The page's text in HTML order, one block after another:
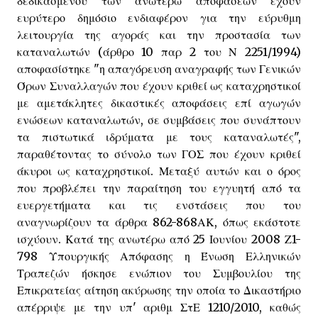
ευρύτερο δημόσιο ενδιαφέρον για την εύρυθμη
λειτουργία της αγοράς και την προστασία των
καταναλωτών (άρθρο 10 παρ 2 του Ν 2251/1994)
αποφασίστηκε "η απαγόρευση αναγραφής των Γενικών
Όρων Συναλλαγών που έχουν κριθεί ως καταχρηστικοί
με αμετάκλητες δικαστικές αποφάσεις επί αγωγών
ενώσεων καταναλωτών, σε συμβάσεις που συνάπτουν
τα πιστωτικά ιδρύματα με τους καταναλωτές",
παραθέτοντας το σύνολο των ΓΟΣ που έχουν κριθεί
άκυροι ως καταχρηστικοί. Μεταξύ αυτών και ο όρος
που προβλέπει την παραίτηση του εγγυητή από τα
ευεργετήματα και τις ενστάσεις που του
αναγνωρίζουν τα άρθρα 862-868ΑΚ, όπως εκάστοτε
ισχύουν. Κατά της ανωτέρω από 25 Ιουνίου 2008 Ζ1-
798 Υπουργικής Απόφασης η Ένωση Ελληνικών
Τραπεζών ήσκησε ενώπιον του Συμβουλίου της
Επικρατείας αίτηση ακύρωσης την οποία το Δικαστήριο
απέρριψε με την υπ' αριθμ ΣτΕ 1210/2010, καθώς